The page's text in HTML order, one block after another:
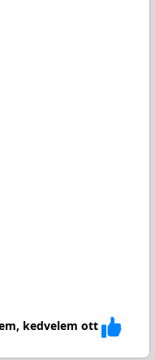
kedvelem ott